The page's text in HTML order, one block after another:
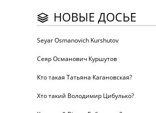
НОВЫЕ ДОСЬЕ
Seyar Osmanovich Kurshutov
Сеяр Османович Куршутов
Кто такая Татьяна Кагановская?
Хто такий Володимир Цибулько?